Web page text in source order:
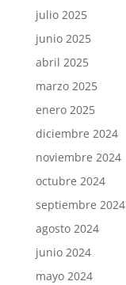
julio 2025
junio 2025
abril 2025
marzo 2025
enero 2025
diciembre 2024
noviembre 2024
octubre 2024
septiembre 2024
agosto 2024
junio 2024
mayo 2024